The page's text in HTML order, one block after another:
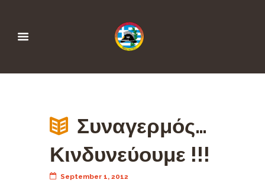
Συναγερμός…
Κινδυνεύουμε !!!
September 1, 2012